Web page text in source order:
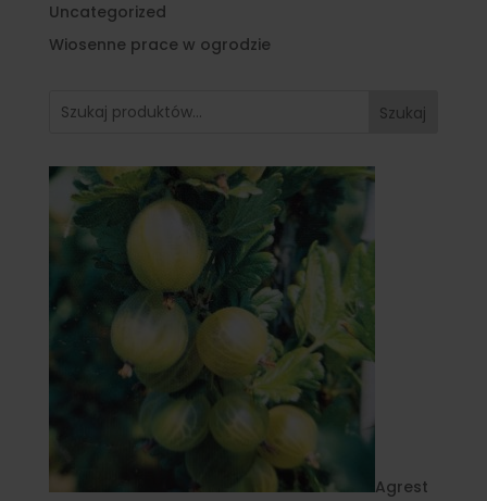
Uncategorized
Wiosenne prace w ogrodzie
Szukaj
Agrest